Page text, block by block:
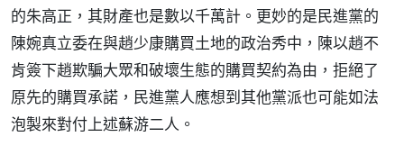
的朱高正，其財產也是數以千萬計。更妙的是民進黨的
陳婉真立委在與趙少康購買土地的政治秀中，陳以趙不
肯簽下趙欺騙大眾和破壞生態的購買契約為由，拒絕了
原先的購買承諾，民進黨人應想到其他黨派也可能如法
泡製來對付上述蘇游二人。